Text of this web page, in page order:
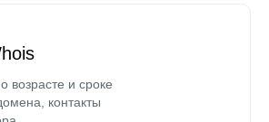
возрасте и сроке
контакты